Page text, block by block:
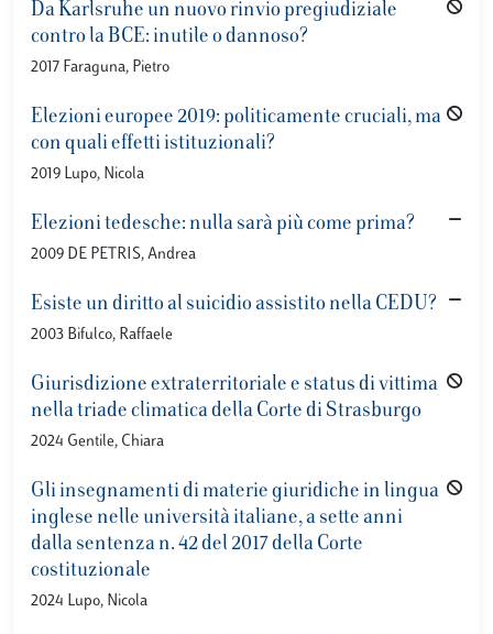
Da Karlsruhe un nuovo rinvio pregiudiziale
contro la BCE: inutile o dannoso?
2017 Faraguna, Pietro
Elezioni europee 2019: politicamente cruciali, ma
con quali effetti istituzionali?
2019 Lupo, Nicola
Elezioni tedesche: nulla sarà più come prima?
2009 DE PETRIS, Andrea
Esiste un diritto al suicidio assistito nella CEDU?
2003 Bifulco, Raffaele
Giurisdizione extraterritoriale e status di vittima
nella triade climatica della Corte di Strasburgo
2024 Gentile, Chiara
Gli insegnamenti di materie giuridiche in lingua
inglese nelle università italiane, a sette anni
dalla sentenza n. 42 del 2017 della Corte
costituzionale
2024 Lupo, Nicola